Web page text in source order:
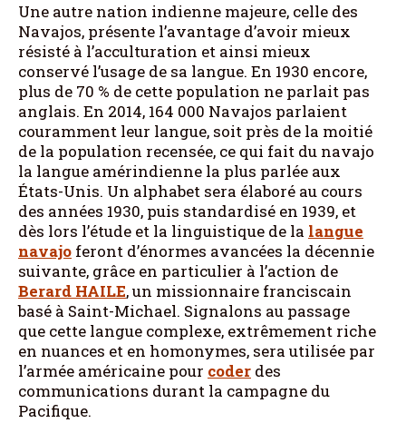
Une autre nation indienne majeure, celle des
Navajos, présente l’avantage d’avoir mieux
résisté à l’acculturation et ainsi mieux
conservé l’usage de sa langue. En 1930 encore,
plus de 70 % de cette population ne parlait pas
anglais. En 2014, 164 000 Navajos parlaient
couramment leur langue, soit près de la moitié
de la population recensée, ce qui fait du navajo
la langue amérindienne la plus parlée aux
États-Unis. Un alphabet sera élaboré au cours
des années 1930, puis standardisé en 1939, et
dès lors l’étude et la linguistique de la langue
navajo feront d’énormes avancées la décennie
suivante, grâce en particulier à l’action de
Berard HAILE, un missionnaire franciscain
basé à Saint-Michael. Signalons au passage
que cette langue complexe, extrêmement riche
en nuances et en homonymes, sera utilisée par
l’armée américaine pour coder des
communications durant la campagne du
Pacifique.